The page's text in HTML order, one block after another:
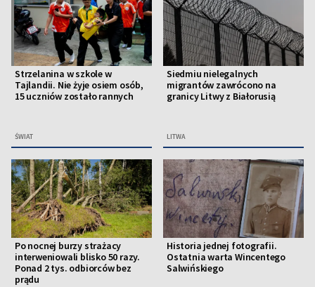
Strzelanina w szkole w
Tajlandii. Nie żyje osiem osób,
15 uczniów zostało rannych
ŚWIAT
Siedmiu nielegalnych
migrantów zawrócono na
granicy Litwy z Białorusią
LITWA
Po nocnej burzy strażacy
interweniowali blisko 50 razy.
Ponad 2 tys. odbiorców bez
prądu
Historia jednej fotografii.
Ostatnia warta Wincentego
Salwińskiego